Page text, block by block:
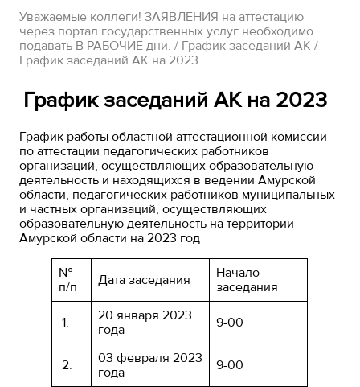
Уважаемые коллеги! ЗАЯВЛЕНИЯ на аттестацию
через портал государственных услуг необходимо
подавать В РАБОЧИЕ дни. / График заседаний АК /
График заседаний АК на 2023
График заседаний АК на 2023
График работы областной аттестационной комиссии
по аттестации педагогических работников
организаций, осуществляющих образовательную
деятельность и находящихся в ведении Амурской
области, педагогических работников муниципальных
и частных организаций, осуществляющих
образовательную деятельность на территории
Амурской области на 2023 год
№
п/п
Дата заседания
Начало
заседания
1.
20 января 2023
года
9-00
2.
03 февраля 2023
года
9-00